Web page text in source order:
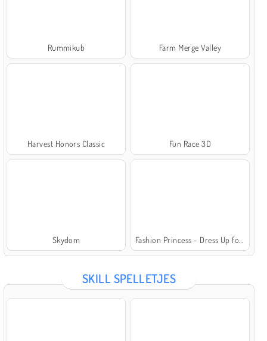
Rummikub Farm Merge Valley
Harvest Honors Classic Fun Race 3D
Skydom Fashion Princess - Dress Up for Girls
SKILL SPELLETJES